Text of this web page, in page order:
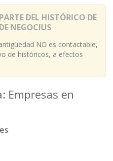
DEL HISTÓRICO DE
NEGOCIUS
NO es contactable,
de históricos, a efectos
Empresas en